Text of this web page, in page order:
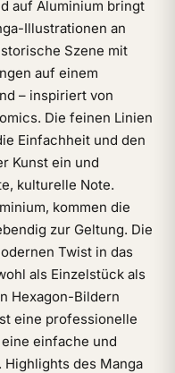
auf Aluminium bringt
Illustrationen an
Szene mit
auf einem
– inspiriert von
Die feinen Linien
Einfachheit und den
Kunst ein und
kulturelle Note.
kommen die
zur Geltung. Die
Twist in das
als Einzelstück als
Hexagon-Bildern
eine professionelle
einfache und
des Manga